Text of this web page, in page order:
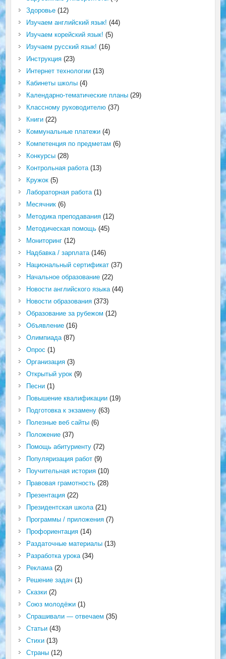
Здоровье(12)
Изучаем английский язык! (44)
Изучаем корейский язык! (5)
Изучаем русский язык! (16)
Инструкция(23)
Интернет технологии(13)
Кабинеты школы(4)
Календарно-тематические планы(29)
Классному руководителю(37)
Книги(22)
Коммунальные платежи(4)
Компетенция по предметам (6)
Конкурсы(28)
Контрольная работа(13)
Кружок(5)
Лабораторная работа(1)
Месячник(6)
Методика преподавания(12)
Методическая помощь(45)
Мониторинг(12)
Надбавка / зарплата(146)
Национальный сертификат(37)
Начальное образование(22)
Новости английского языка(44)
Новости образования(373)
Образование за рубежом (12)
Объявление(16)
Олимпиада(87)
Опрос (1)
Организация(3)
Открытый урок(9)
Песни(1)
Повышение квалификации(19)
Подготовка к экзамену(63)
Полезные веб сайты(6)
Положение(37)
Помощь абитуриенту(72)
Популяризация работ(9)
Поучительная история(10)
Правовая грамотность(28)
Презентация(22)
Президентская школа(21)
Программы / приложения(7)
Профориентация(14)
Раздаточные материалы(13)
Разработка урока(34)
Реклама(2)
Решение задач (1)
Сказки(2)
Союз молодёжи(1)
Спрашивали — отвечаем (35)
Статьи(43)
Стихи(13)
Страны(12)